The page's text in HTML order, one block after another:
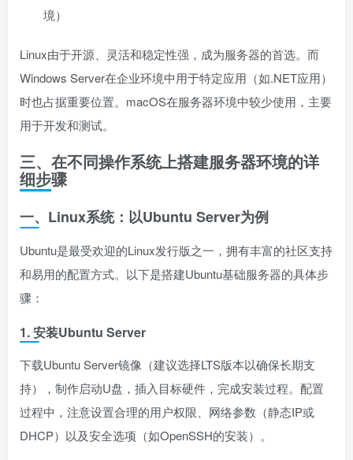
境）
Linux由于开源、灵活和稳定性强，成为服务器的首选。而
Windows Server在企业环境中用于特定应用（如.NET应用）
时也占据重要位置。macOS在服务器环境中较少使用，主要
用于开发和测试。
三、在不同操作系统上搭建服务器环境的详
细步骤
一、Linux系统：以Ubuntu Server为例
Ubuntu是最受欢迎的Linux发行版之一，拥有丰富的社区支持
和易用的配置方式。以下是搭建Ubuntu基础服务器的具体步
骤：
1. 安装Ubuntu Server
下载Ubuntu Server镜像（建议选择LTS版本以确保长期支
持），制作启动U盘，插入目标硬件，完成安装过程。配置
过程中，注意设置合理的用户权限、网络参数（静态IP或
DHCP）以及安全选项（如OpenSSH的安装）。